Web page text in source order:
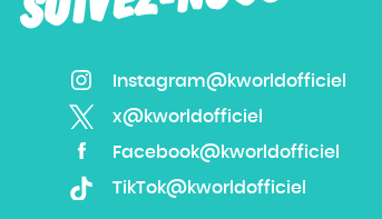
Instagram@kworldofficiel
x@kworldofficiel
Facebook@kworldofficiel
TikTok@kworldofficiel